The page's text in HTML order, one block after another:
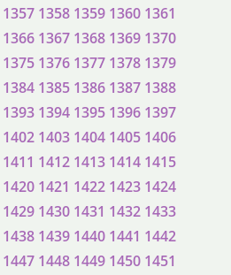
1357 1358 1359 1360 1361
1366 1367 1368 1369 1370
1375 1376 1377 1378 1379
1384 1385 1386 1387 1388
1393 1394 1395 1396 1397
1402 1403 1404 1405 1406
1411 1412 1413 1414 1415
1420 1421 1422 1423 1424
1429 1430 1431 1432 1433
1438 1439 1440 1441 1442
1447 1448 1449 1450 1451